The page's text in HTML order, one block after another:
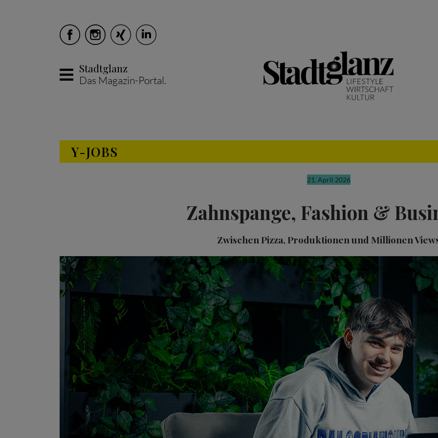
Stadtglanz
Das Magazin-Portal.
Y-JOBS
21. April 2026
Zahnspange, Fashion &
Zwischen Pizza, Produktionen und Millionen